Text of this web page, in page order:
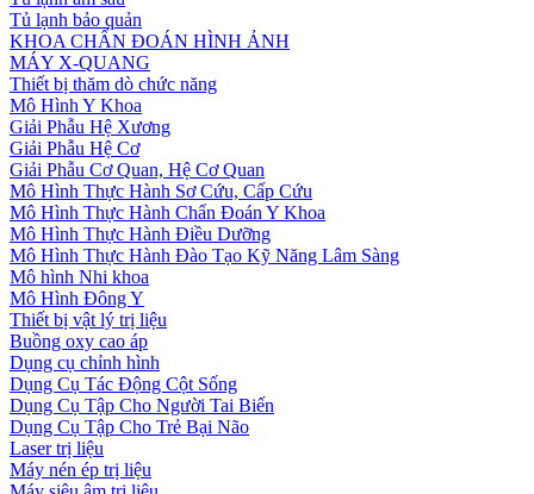
Tủ lạnh bảo quản
KHOA CHẨN ĐOÁN HÌNH ẢNH
MÁY X-QUANG
Thiết bị thăm dò chức năng
Mô Hình Y Khoa
Giải Phẫu Hệ Xương
Giải Phẫu Hệ Cơ
Giải Phẫu Cơ Quan, Hệ Cơ Quan
Mô Hình Thực Hành Sơ Cứu, Cấp Cứu
Mô Hình Thực Hành Chẩn Đoán Y Khoa
Mô Hình Thực Hành Điều Dưỡng
Mô Hình Thực Hành Đào Tạo Kỹ Năng Lâm Sàng
Mô hình Nhi khoa
Mô Hình Đông Y
Thiết bị vật lý trị liệu
Buồng oxy cao áp
Dụng cụ chỉnh hình
Dụng Cụ Tác Động Cột Sống
Dụng Cụ Tập Cho Người Tai Biến
Dụng Cụ Tập Cho Trẻ Bại Não
Laser trị liệu
Máy nén ép trị liệu